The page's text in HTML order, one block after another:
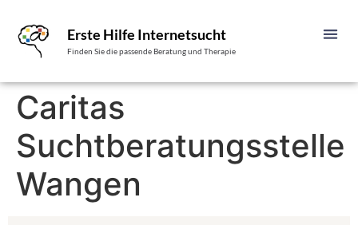
Erste Hilfe Internetsucht
Finden Sie die passende Beratung und Therapie
Caritas
Suchtberatungsstelle
Wangen